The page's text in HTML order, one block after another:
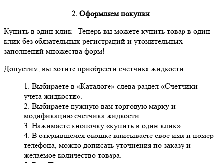
2. Оформляем покупки
Купить в один клик - Теперь вы можете купить товар в один
клик без обязательных регистраций и утомительных
заполнений множества форм!
Допустим, вы хотите приобрести счетчика жидкости:
1. Выбираете в «Каталоге» слева раздел «Счетчики
учета жидкости».
2. Выбираете нужную вам торговую марку и
модификацию счетчика жидкости.
3. Нажимаете кнопочку «купить в один клик».
4. В открывшемся окошке вписываете свое имя и номер
телефона, можно дописать уточнения по заказу и
желаемое количество товара.